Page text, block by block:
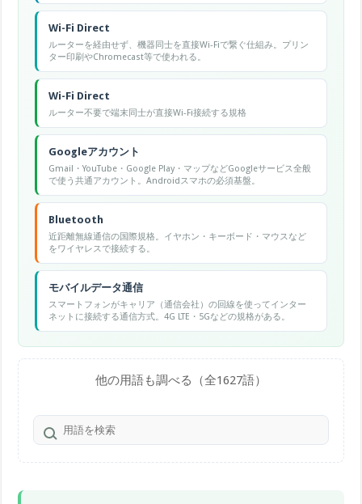
Wi-Fi Direct
ルーターを経由せず、機器同士を直接Wi-Fiで繋ぐ仕組み。プリン
ター印刷やChromecast等で使われる。
Wi-Fi Direct
ルーター不要で端末同士が直接Wi-Fi接続する規格
Googleアカウント
Gmail・YouTube・Google Play・マップなどGoogleサービス全般
で使う共通アカウント。Androidスマホの必須基盤。
Bluetooth
近距離無線通信の国際規格。イヤホン・キーボード・マウスなど
をワイヤレスで接続する。
モバイルデータ通信
スマートフォンがキャリア（通信会社）の回線を使ってインター
ネットに接続する通信方式。4G LTE・5Gなどの規格がある。
他の用語も調べる（全1627語）